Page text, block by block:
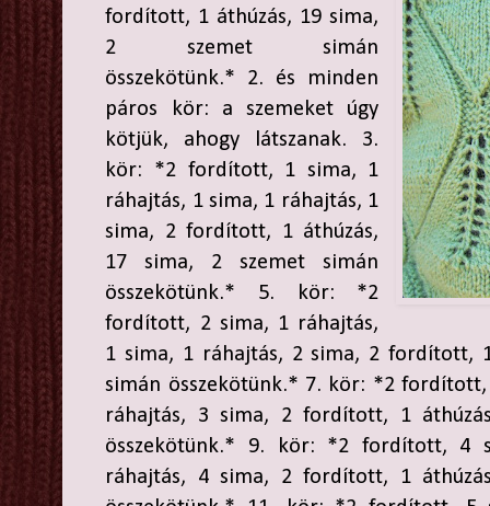
fordított, 1 áthúzás, 19 sima,
2 szemet simán
összekötünk.* 2. és minden
páros kör: a szemeket úgy
kötjük, ahogy látszanak. 3.
kör: *2 fordított, 1 sima, 1
ráhajtás, 1 sima, 1 ráhajtás, 1
sima, 2 fordított, 1 áthúzás,
17 sima, 2 szemet simán
összekötünk.* 5. kör: *2
fordított, 2 sima, 1 ráhajtás,
1 sima, 1 ráhajtás, 2 sima, 2 fordított,
simán összekötünk.* 7. kör: *2
ráhajtás, 3 sima, 2 fordított, 1
összekötünk.* 9. kör: *2 fordított, 4
ráhajtás, 4 sima, 2 fordított, 1